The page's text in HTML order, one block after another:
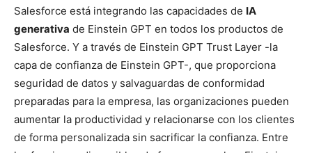
Salesforce está integrando las capacidades de IA
generativa de Einstein GPT en todos los productos de
Salesforce. Y a través de Einstein GPT Trust Layer -la
capa de confianza de Einstein GPT-, que proporciona
seguridad de datos y salvaguardas de conformidad
preparadas para la empresa, las organizaciones pueden
aumentar la productividad y relacionarse con los clientes
de forma personalizada sin sacrificar la confianza. Entre